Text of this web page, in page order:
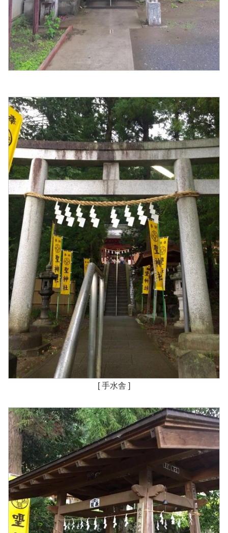
[ 手水舎 ]